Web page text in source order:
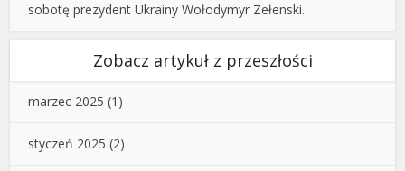
sobotę prezydent Ukrainy Wołodymyr Zełenski.
Zobacz artykuł z przeszłości
marzec 2025 (1)
styczeń 2025 (2)